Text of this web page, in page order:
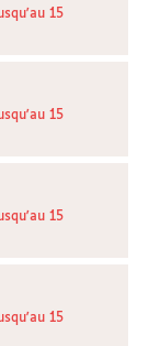
15
15
15
15